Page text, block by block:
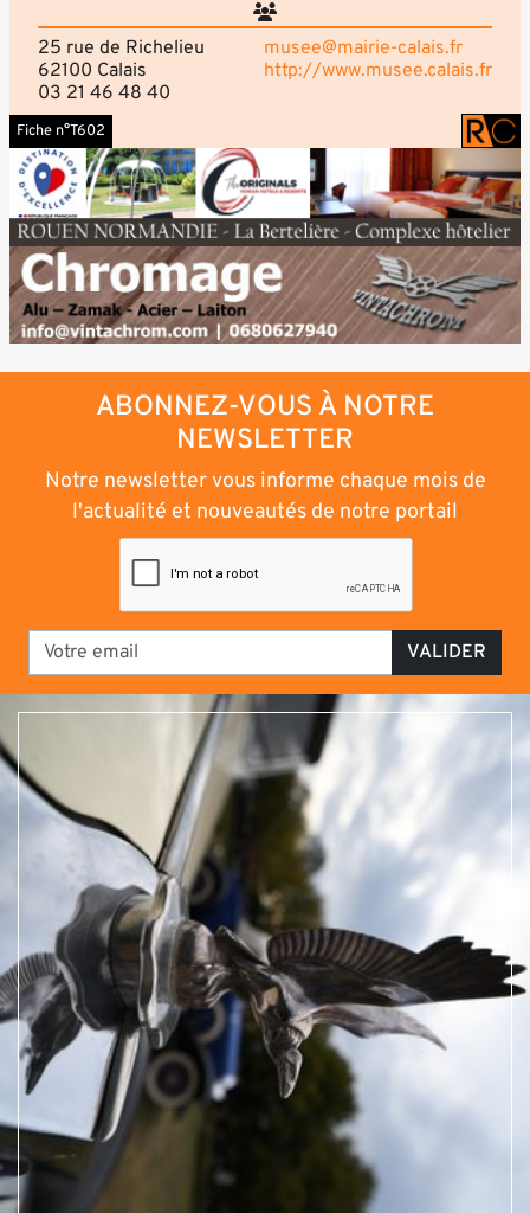
25 rue de Richelieu
62100 Calais
03 21 46 48 40
musee@mairie-calais.fr
http://www.musee.calais.fr
Fiche n°T602
ABONNEZ-VOUS À NOTRE
NEWSLETTER
Notre newsletter vous informe chaque mois de
l'actualité et nouveautés de notre portail
VALIDER